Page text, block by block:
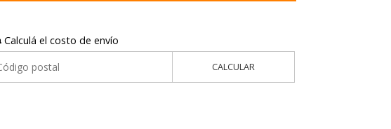
Calculá el costo de envío
CALCULAR